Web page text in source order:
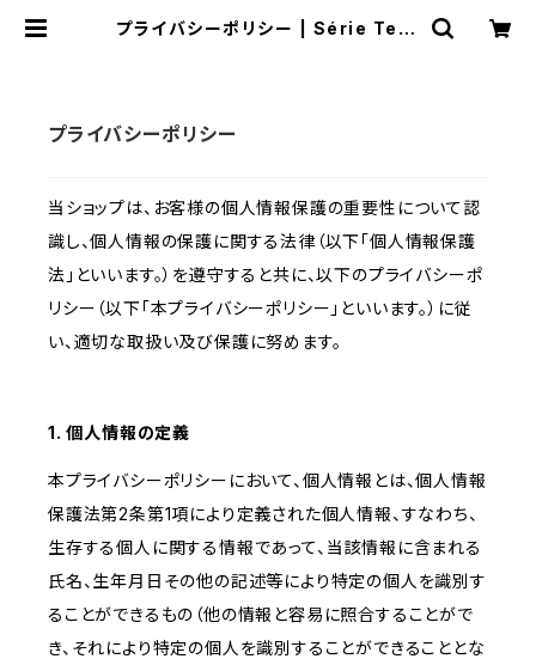
プライバシーポリシー | Série Teor
プライバシーポリシー
当ショップは、お客様の個人情報保護の重要性について認
識し、個人情報の保護に関する法律（以下「個人情報保護
法」といいます。）を遵守すると共に、以下のプライバシーポ
リシー（以下「本プライバシーポリシー」といいます。）に従
い、適切な取扱い及び保護に努めます。
1. 個人情報の定義
本プライバシーポリシーにおいて、個人情報とは、個人情報
保護法第2条第1項により定義された個人情報、すなわち、
生存する個人に関する情報であって、当該情報に含まれる
氏名、生年月日その他の記述等により特定の個人を識別す
ることができるもの（他の情報と容易に照合することがで
き、それにより特定の個人を識別することができることとな